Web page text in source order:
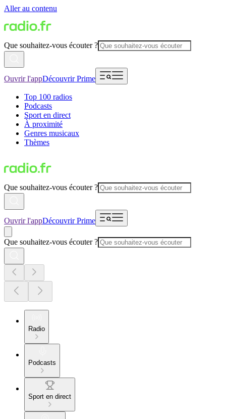
Aller au contenu
Que souhaitez-vous écouter ?
Ouvrir l'appDécouvrir Prime
Top 100 radios
Podcasts
Sport en direct
À proximité
Genres musicaux
Thèmes
Que souhaitez-vous écouter ?
Ouvrir l'appDécouvrir Prime
Que souhaitez-vous écouter ?
Radio
Podcasts
Sport en direct